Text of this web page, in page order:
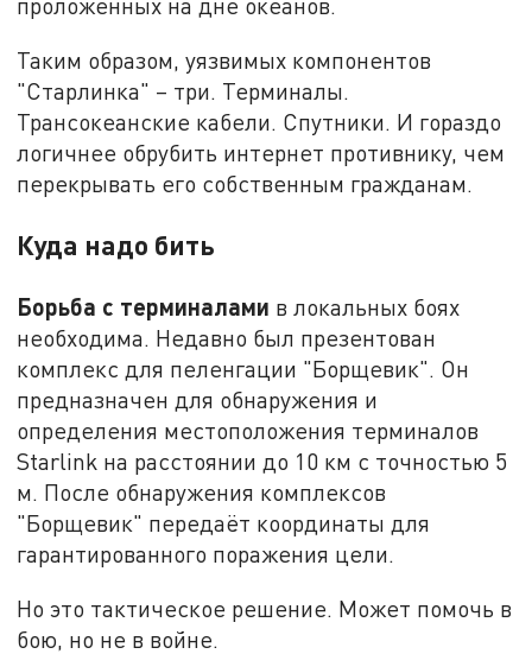
проложенных на дне океанов.
Таким образом, уязвимых компонентов
"Старлинка" – три. Терминалы.
Трансокеанские кабели. Спутники. И гораздо
логичнее обрубить интернет противнику, чем
перекрывать его собственным гражданам.
Куда надо бить
Борьба с терминалами в локальных боях
необходима. Недавно был презентован
комплекс для пеленгации "Борщевик". Он
предназначен для обнаружения и
определения местоположения терминалов
Starlink на расстоянии до 10 км с точностью 5
м. После обнаружения комплексов
"Борщевик" передаёт координаты для
гарантированного поражения цели.
Но это тактическое решение. Может помочь в
бою, но не в войне.